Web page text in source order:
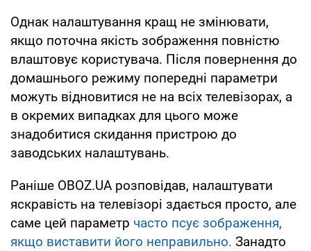
Однак налаштування кращ не змінювати,
якщо поточна якість зображення повністю
влаштовує користувача. Після повернення до
домашнього режиму попередні параметри
можуть відновитися не на всіх телевізорах, а
в окремих випадках для цього може
знадобитися скидання пристрою до
заводських налаштувань.
Раніше OBOZ.UA розповідав, налаштувати
яскравість на телевізорі здається просто, але
саме цей параметр часто псує зображення,
якщо виставити його неправильно. Занадто